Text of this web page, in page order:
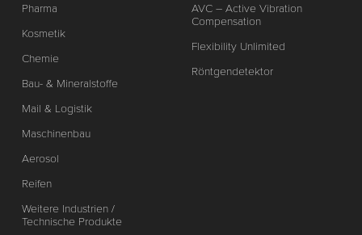
Pharma
Kosmetik
Chemie
Bau- & Mineralstoffe
Mail & Logistik
Maschinenbau
Aerosol
Reifen
Weitere Industrien /
Technische Produkte
AVC – Active Vibration
Compensation
Flexibility Unlimited
Röntgendetektor